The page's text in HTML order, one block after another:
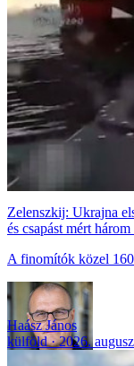
Zelenszkij: Ukrajna
és csapást mért
A finomítók közel
Haász János
külföld
2026.